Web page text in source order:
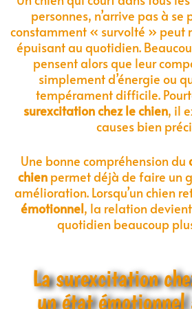
personnes, n’arrive pas à se
constamment « survolté » peut
épuisant au quotidien.
pensent alors que leur
simplement d’énergie ou
tempérament difficile.
surexcitation chez le chien, il
causes bien
Une bonne compréhension du
chienpermet déjà de faire un
amélioration. Lorsqu’un chien
émotionnel, la relation
quotidien beaucoup
La surexcitation
un état